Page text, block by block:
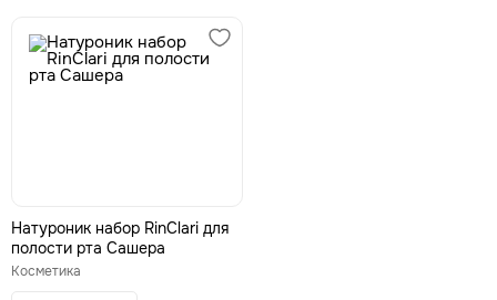
Натуроник набор RinClari для
полости рта Сашера
Косметика